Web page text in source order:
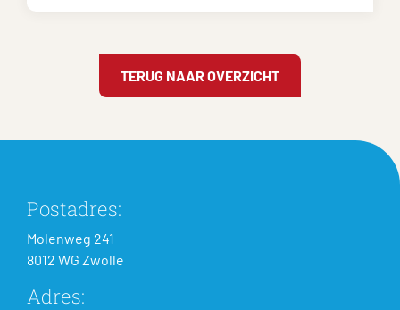
TERUG NAAR OVERZICHT
Postadres:
Molenweg 241
8012 WG Zwolle
Adres: